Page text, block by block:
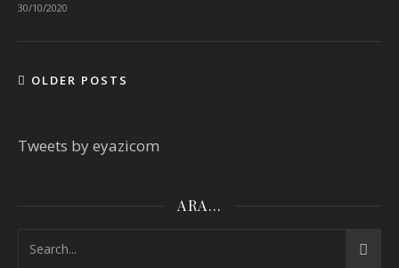
30/10/2020
OLDER POSTS
Tweets by eyazicom
ARA…